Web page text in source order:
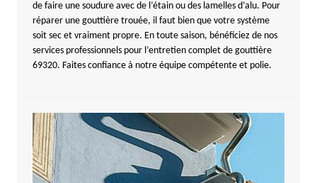
de faire une soudure avec de l’étain ou des lamelles d’alu. Pour
réparer une gouttière trouée, il faut bien que votre système
soit sec et vraiment propre. En toute saison, bénéficiez de nos
services professionnels pour l’entretien complet de gouttière
69320. Faites confiance à notre équipe compétente et polie.